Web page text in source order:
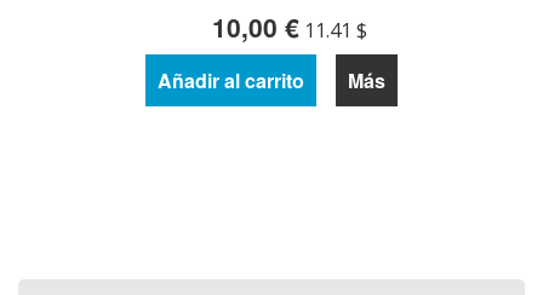
10,00 € 11.41 $
Añadir al carrito Más